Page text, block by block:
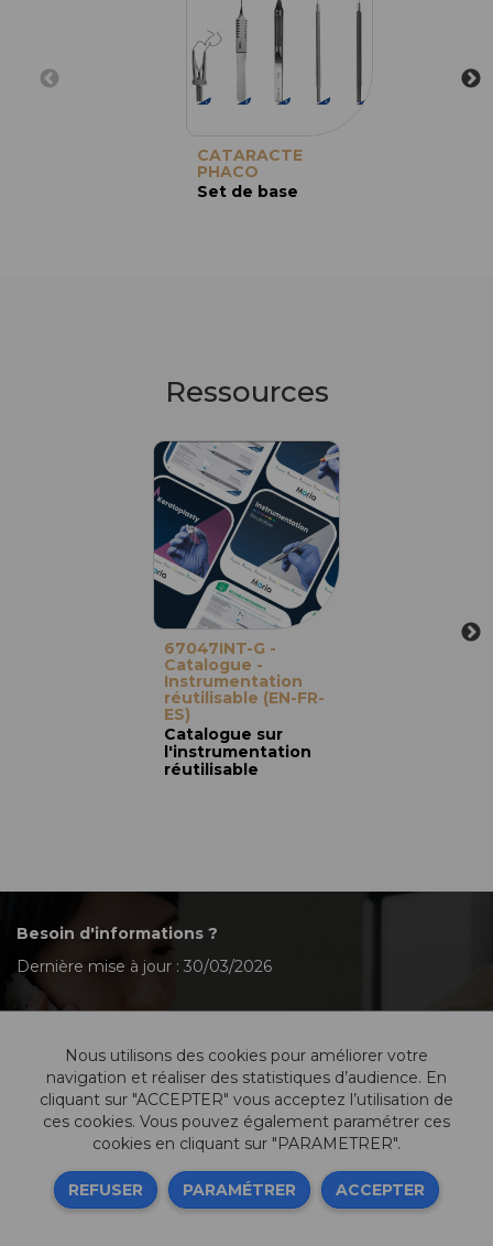
CATARACTE
PHACO
Set de base
Ressources
67047INT-G -
Catalogue -
Instrumentation
réutilisable (EN-FR-
ES)
Catalogue sur
l'instrumentation
réutilisable
Besoin d'informations ?
Dernière mise à jour : 30/03/2026
Contactez-nous
Informations légales
Sitemap
Nous utilisons des cookies pour améliorer votre
navigation et réaliser des statistiques d’audience. En
cliquant sur "ACCEPTER" vous acceptez l’utilisation de
ces cookies. Vous pouvez également paramétrer ces
cookies en cliquant sur "PARAMETRER".
REFUSER PARAMÉTRER ACCEPTER